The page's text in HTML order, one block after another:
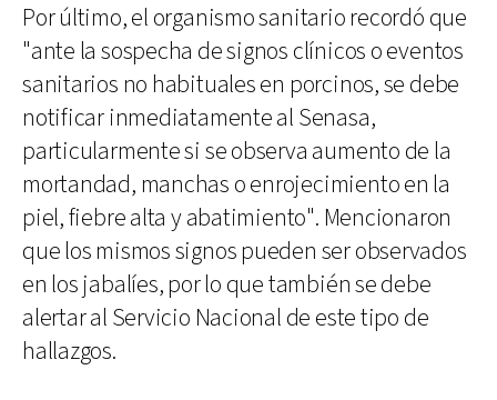
Por último, el organismo sanitario recordó que
"ante la sospecha de signos clínicos o eventos
sanitarios no habituales en porcinos, se debe
notificar inmediatamente al Senasa,
particularmente si se observa aumento de la
mortandad, manchas o enrojecimiento en la
piel, fiebre alta y abatimiento". Mencionaron
que los mismos signos pueden ser observados
en los jabalíes, por lo que también se debe
alertar al Servicio Nacional de este tipo de
hallazgos.